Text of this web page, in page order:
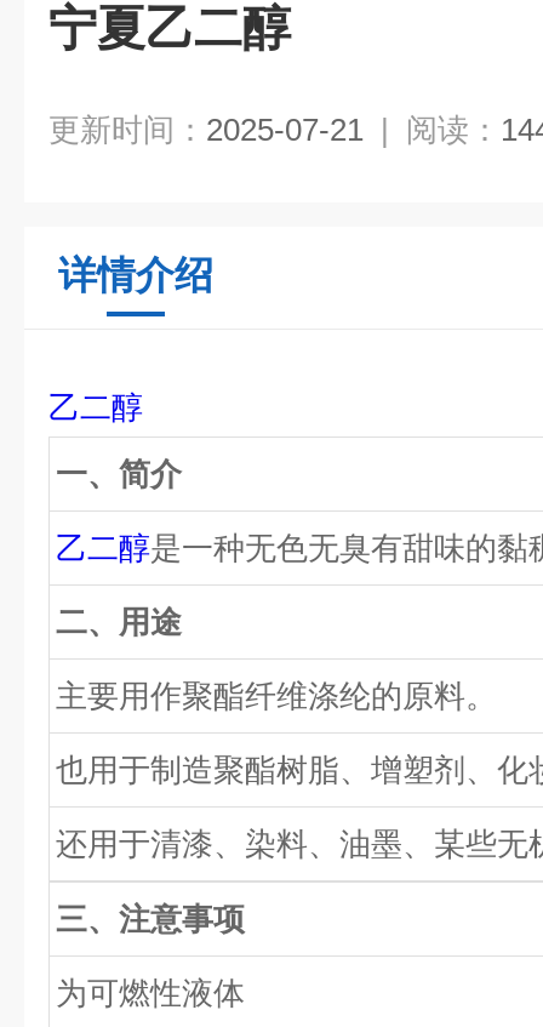
宁夏乙二醇
更新时间： 2025-07-21 | 阅读：
详情介绍
乙二醇
一、简介
乙二醇是一种无色无臭有甜味的黏
二、用途
主要用作聚酯纤维涤纶的原料。
也用于制造聚酯树脂、增塑剂、
还用于清漆、染料、油墨、某些无
三、注意事项
为可燃性液体